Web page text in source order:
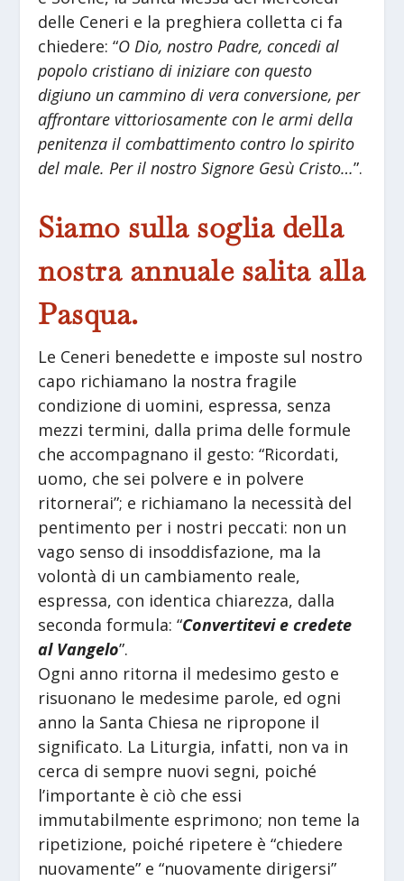
delle Ceneri e la preghiera colletta ci fa
chiedere: “O Dio, nostro Padre, concedi al
popolo cristiano di iniziare con questo
digiuno un cammino di vera conversione, per
affrontare vittoriosamente con le armi della
penitenza il combattimento contro lo spirito
del male. Per il nostro Signore Gesù Cristo…”.
Siamo sulla soglia della
nostra annuale salita alla
Pasqua.
Le Ceneri benedette e imposte sul nostro
capo richiamano la nostra fragile
condizione di uomini, espressa, senza
mezzi termini, dalla prima delle formule
che accompagnano il gesto: “Ricordati,
uomo, che sei polvere e in polvere
ritornerai”; e richiamano la necessità del
pentimento per i nostri peccati: non un
vago senso di insoddisfazione, ma la
volontà di un cambiamento reale,
espressa, con identica chiarezza, dalla
seconda formula: “Convertitevi e credete
al Vangelo”.
Ogni anno ritorna il medesimo gesto e
risuonano le medesime parole, ed ogni
anno la Santa Chiesa ne ripropone il
significato. La Liturgia, infatti, non va in
cerca di sempre nuovi segni, poiché
l’importante è ciò che essi
immutabilmente esprimono; non teme la
ripetizione, poiché ripetere è “chiedere
nuovamente” e “nuovamente dirigersi”